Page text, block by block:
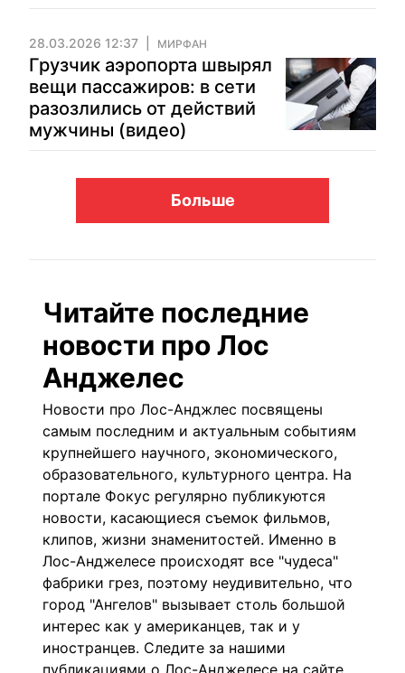
28.03.2026 12:37 МИРФАН
Грузчик аэропорта швырял
вещи пассажиров: в сети
разозлились от действий
мужчины (видео)
Больше
Читайте последние
новости про Лос
Анджелес
Новости про Лос-Анджлес посвящены
самым последним и актуальным событиям
крупнейшего научного, экономического,
образовательного, культурного центра. На
портале Фокус регулярно публикуются
новости, касающиеся съемок фильмов,
клипов, жизни знаменитостей. Именно в
Лос-Анджелесе происходят все "чудеса"
фабрики грез, поэтому неудивительно, что
город "Ангелов" вызывает столь большой
интерес как у американцев, так и у
иностранцев. Следите за нашими
публикациями о Лос-Анджелесе на сайте